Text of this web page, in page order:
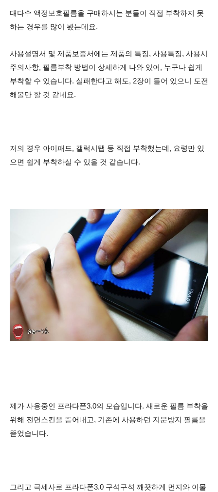
대다수 액정보호필름을 구매하시는 분들이 직접 부착하지 못
하는 경우를 많이 봤는데요.
사용설명서 및 제품보증서에는 제품의 특징, 사용특징, 사용시
주의사항, 필름부착 방법이 상세하게 나와 있어, 누구나 쉽게
부착할 수 있습니다. 실패한다고 해도, 2장이 들어 있으니 도전
해볼만 할 것 같네요.
저의 경우 아이패드, 갤럭시탭 등 직접 부착했는데, 요령만 있
으면 쉽게 부착하실 수 있을 것 같습니다.
제가 사용중인 프라다폰3.0의 모습입니다. 새로운 필름 부착을
위해 전면스킨을 뜯어내고, 기존에 사용하던 지문방지 필름을
뜯었습니다.
그리고 극세사로 프라다폰3.0 구석구석 깨끗하게 먼지와 이물